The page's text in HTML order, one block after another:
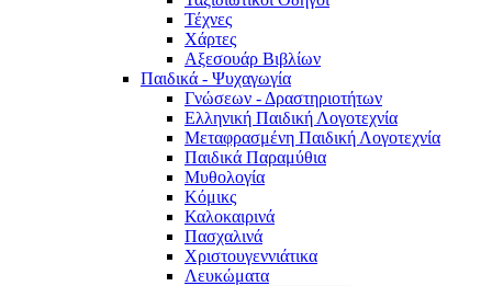
Τέχνες
Χάρτες
Αξεσουάρ Βιβλίων
Παιδικά - Ψυχαγωγία
Γνώσεων - Δραστηριοτήτων
Ελληνική Παιδική Λογοτεχνία
Μεταφρασμένη Παιδική Λογοτεχνία
Παιδικά Παραμύθια
Μυθολογία
Κόμικς
Καλοκαιρινά
Πασχαλινά
Χριστουγεννιάτικα
Λευκώματα